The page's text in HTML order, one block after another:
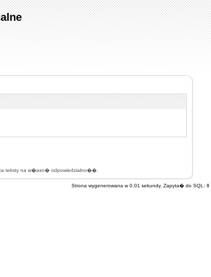
teksty na w�asn� odpowiedzialno��.
Strona wygenerowana w 0.01 sekundy. Zapyta� do SQL: 8